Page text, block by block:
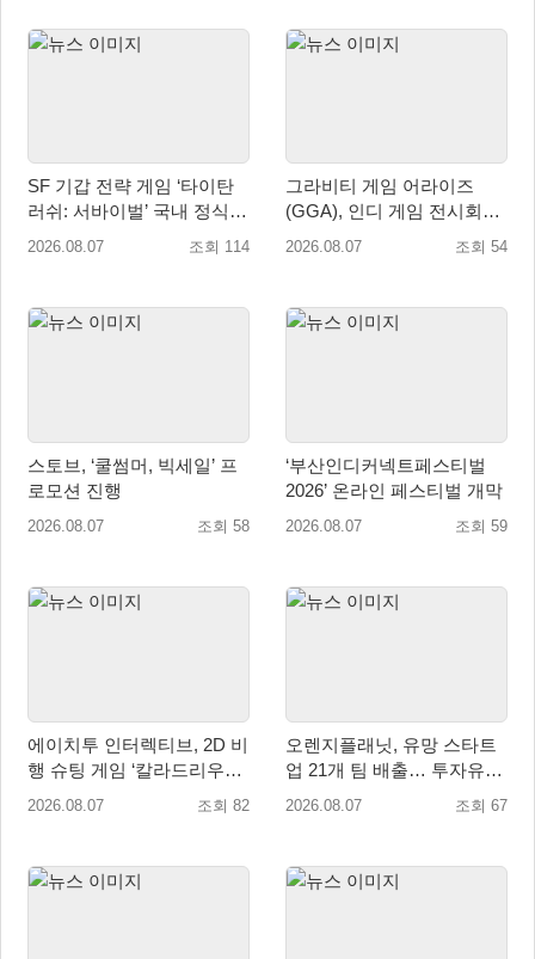
SF 기갑 전략 게임 ‘타이탄
러쉬: 서바이벌’ 국내 정식
출시
2026.08.07 조회 114
그라비티 게임 어라이즈
(GGA), 인디 게임 전시회
‘도쿄 게임 던전 13’ 참가!
2026.08.07 조회 54
스토브, ‘쿨썸머, 빅세일’ 프
로모션 진행
2026.08.07 조회 58
‘부산인디커넥트페스티벌
2026’ 온라인 페스티벌 개막
2026.08.07 조회 59
에이치투 인터렉티브, 2D 비
행 슈팅 게임 ‘칼라드리우스
2/다크 엘레멘트’ 올 겨울 전
2026.08.07 조회 82
오렌지플래닛, 유망 스타트
업 21개 팀 배출… 투자유치∙
매출성장 성과 눈길
2026.08.07 조회 67